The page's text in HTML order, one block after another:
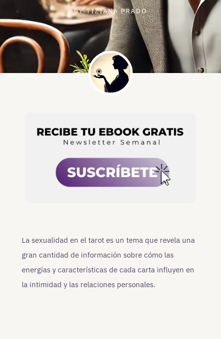
BYTIZIANA PRADO
La sexualidad en el tarot es un tema que revela una
gran cantidad de información sobre cómo las
energías y características de cada carta influyen en
la intimidad y las relaciones personales.